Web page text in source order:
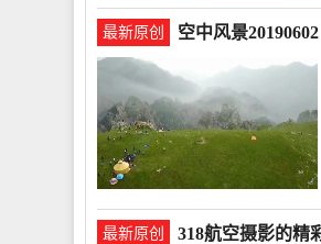
最新原创 空中风景20190602
最新原创 318航空摄影的精